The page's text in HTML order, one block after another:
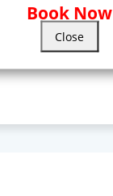
Book Now
Close